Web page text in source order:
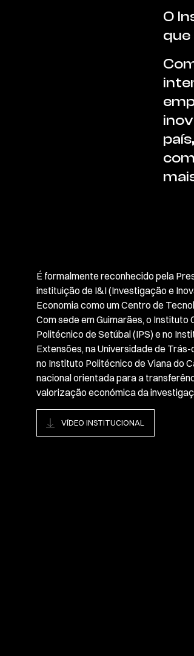
O
que
É formalmente reconhecido pela
instituição de I&I (Investigação e
Economia como um Centro de
Com sede em Guimarães, o Instituto
Politécnico de Setúbal (IPS) e no
Extensões, na Universidade de
no Instituto Politécnico de Viana do
nacional orientada para a
valorização económica da
VÍDEO INSTITUCIONAL